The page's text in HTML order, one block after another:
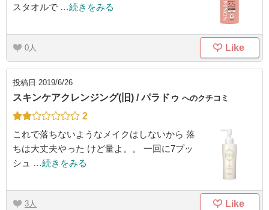
スタオルで …続きをみる
0 Like
投稿日 2019/6/26
スキンケアクレンジング(旧) / パラドゥ へのクチコミ
2
これで落ちないようなメイクはしないから 落
ちは大丈夫やった けど量よ。。 一回に7プッ
シュ …続きをみる
3 Like